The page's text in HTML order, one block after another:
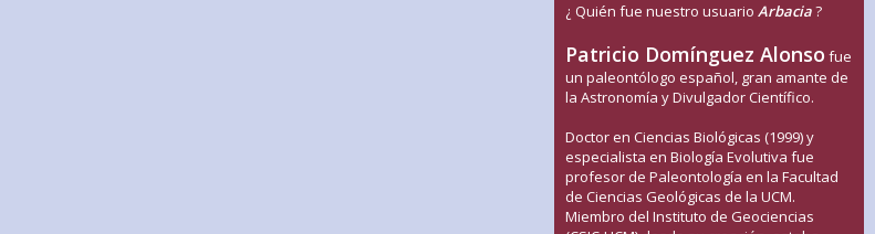
¿ Quién fue nuestro usuario Arbacia?
Patricio Domínguez Alonso fue
un paleontólogo español, gran amante de
la Astronomía y Divulgador Científico.
Doctor en Ciencias Biológicas (1999) y
especialista en Biología Evolutiva fue
profesor de Paleontología en la Facultad
de Ciencias Geológicas de la UCM.
Miembro del Instituto de Geociencias